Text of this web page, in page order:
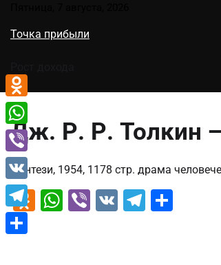
содержимому
Точка прибыли
Дж. Р. Р. Толкин
Фэнтези, 1954, 1178 стр. драма
Odnoklassniki
WhatsApp
Viber
VK
Odnoklassniki
WhatsApp
Viber
VK
Telegram